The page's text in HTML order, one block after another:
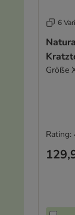
6
Größe
Rating: